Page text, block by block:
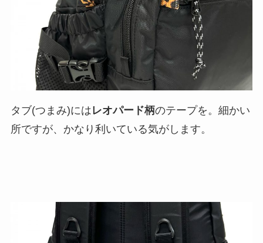
タブ(つまみ)にはレオパード柄のテープを。細かい
所ですが、かなり利いている気がします。